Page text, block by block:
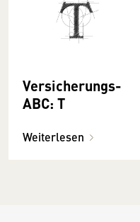
Versicherungs-
ABC: T
Weiterlesen